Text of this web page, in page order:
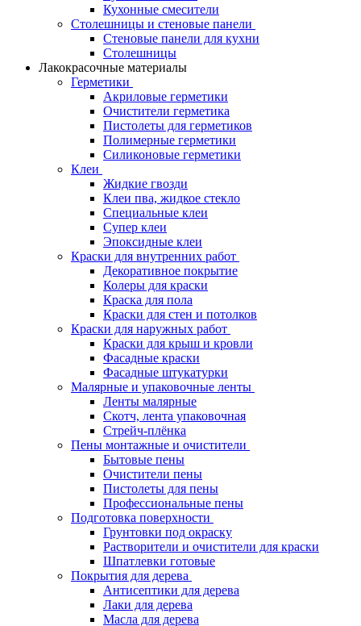
Кухонные смесители
Столешницы и стеновые панели
Стеновые панели для кухни
Столешницы
Лакокрасочные материалы
Герметики
Акриловые герметики
Очистители герметика
Пистолеты для герметиков
Полимерные герметики
Силиконовые герметики
Клеи
Жидкие гвозди
Клеи пва, жидкое стекло
Специальные клеи
Супер клеи
Эпоксидные клеи
Краски для внутренних работ
Декоративное покрытие
Колеры для краски
Краска для пола
Краски для стен и потолков
Краски для наружных работ
Краски для крыш и кровли
Фасадные краски
Фасадные штукатурки
Малярные и упаковочные ленты
Ленты малярные
Скотч, лента упаковочная
Стрейч-плёнка
Пены монтажные и очистители
Бытовые пены
Очистители пены
Пистолеты для пены
Профессиональные пены
Подготовка поверхности
Грунтовки под окраску
Растворители и очистители для краски
Шпатлевки готовые
Покрытия для дерева
Антисептики для дерева
Лаки для дерева
Масла для дерева